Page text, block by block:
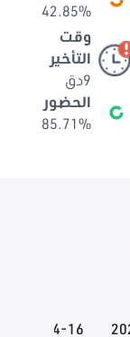
42.85%
وقت
التأخير
9دق
الحضور
85.71%
2021-04-16